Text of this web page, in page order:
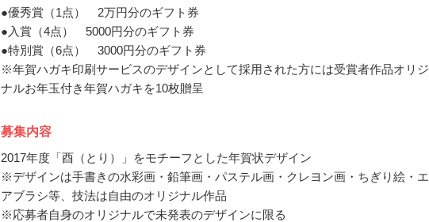
●優秀賞（1点） 2万円分のギフト券
●入賞（4点） 5000円分のギフト券
●特別賞（6点） 3000円分のギフト券
※年賀ハガキ印刷サービスのデザインとして採用された方には受賞者作品オリジ
ナルお年玉付き年賀ハガキを10枚贈呈
募集内容
2017年度「酉（とり）」をモチーフとした年賀状デザイン
※デザインは手書きの水彩画・鉛筆画・パステル画・クレヨン画・ちぎり絵・エ
アブラシ等、技法は自由のオリジナル作品
※応募者自身のオリジナルで未発表のデザインに限る